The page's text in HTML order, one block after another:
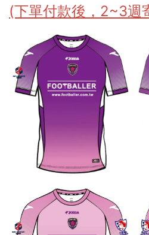
(下單付款後，2~3週